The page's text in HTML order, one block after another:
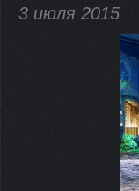
3 июля 2015